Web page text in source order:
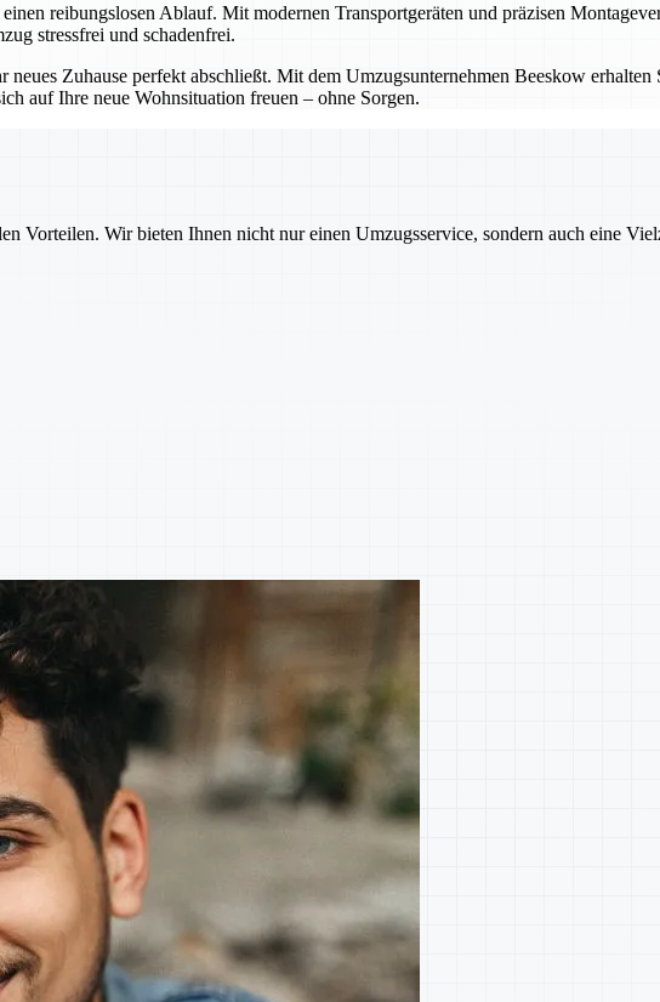
reibungslosen Ablauf. Mit modernen Transportgeräten und präzisen
stressfrei und schadenfrei.
Zuhause perfekt abschließt. Mit dem Umzugsunternehmen Beeskow
auf Ihre neue Wohnsituation freuen – ohne Sorgen.
Vorteilen. Wir bieten Ihnen nicht nur einen Umzugsservice, sondern auch eine